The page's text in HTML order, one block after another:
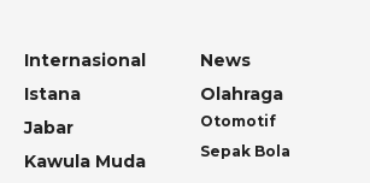
Internasional
Istana
Jabar
Kawula Muda
News
Olahraga
Otomotif
Sepak Bola